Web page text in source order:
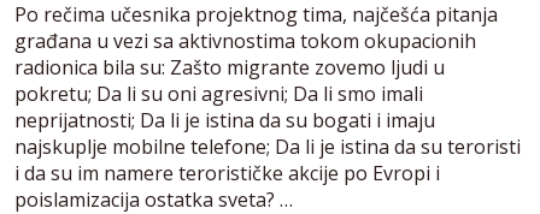
Po rečima učesnika projektnog tima, najčešća pitanja
građana u vezi sa aktivnostima tokom okupacionih
radionica bila su: Zašto migrante zovemo ljudi u
pokretu; Da li su oni agresivni; Da li smo imali
neprijatnosti; Da li je istina da su bogati i imaju
najskuplje mobilne telefone; Da li je istina da su teroristi
i da su im namere terorističke akcije po Evropi i
poislamizacija ostatka sveta? …